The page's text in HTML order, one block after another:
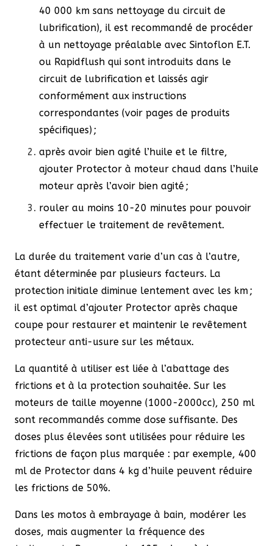
40 000 km sans nettoyage du circuit de
lubrification), il est recommandé de procéder
à un nettoyage préalable avec Sintoflon E.T.
ou Rapidflush qui sont introduits dans le
circuit de lubrification et laissés agir
conformément aux instructions
correspondantes (voir pages de produits
spécifiques) ;
après avoir bien agité l’huile et le filtre,
ajouter Protector à moteur chaud dans l’huile
moteur après l’avoir bien agité ;
rouler au moins 10-20 minutes pour pouvoir
effectuer le traitement de revêtement.
La durée du traitement varie d’un cas à l’autre,
étant déterminée par plusieurs facteurs. La
protection initiale diminue lentement avec les km ;
il est optimal d’ajouter Protector après chaque
coupe pour restaurer et maintenir le revêtement
protecteur anti-usure sur les métaux.
La quantité à utiliser est liée à l’abattage des
frictions et à la protection souhaitée. Sur les
moteurs de taille moyenne (1000-2000cc), 250 ml
sont recommandés comme dose suffisante. Des
doses plus élevées sont utilisées pour réduire les
frictions de façon plus marquée : par exemple, 400
ml de Protector dans 4 kg d’huile peuvent réduire
les frictions de 50%.
Dans les motos à embrayage à bain, modérer les
doses, mais augmenter la fréquence des